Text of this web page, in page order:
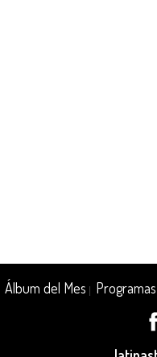
|Álbum del Mes Programas